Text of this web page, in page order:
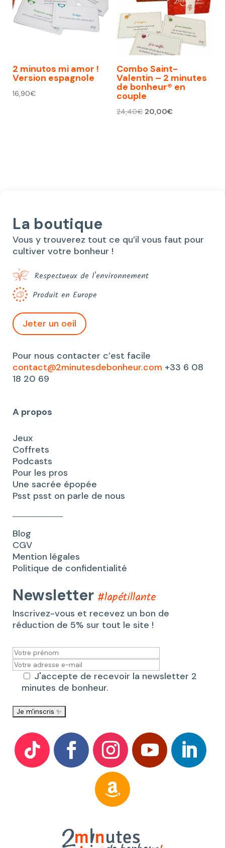
2 minutos mi amor !
Version espagnole
16,90€
Combo Saint-
Valentin – 2 minutes
de bonheur® en
couple
24,40€ Le
20,00€Le
La boutique
Vous y trouverez tout ce qu’il vous faut pour
cultiver votre bonheur !
Respectueux de l'environnement
Produit en Europe
Jeter un oeil
Pour nous contacter c’est facile
contact@2minutesdebonheur.com +33 6 08
18 20 69
A propos
Jeux
Coffrets
Podcasts
Pour les pros
Une sacrée épopée
Psst psst on parle de nous
Blog
CGV
Mention légales
Politique de confidentialité
Newsletter #lapétillante
Inscrivez-vous et recevez un bon de
réduction de 5% sur tout le site !
J'accepte de recevoir la newsletter 2
minutes de bonheur.